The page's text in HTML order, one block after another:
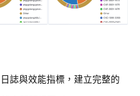
誌與效能指標，建立完整的